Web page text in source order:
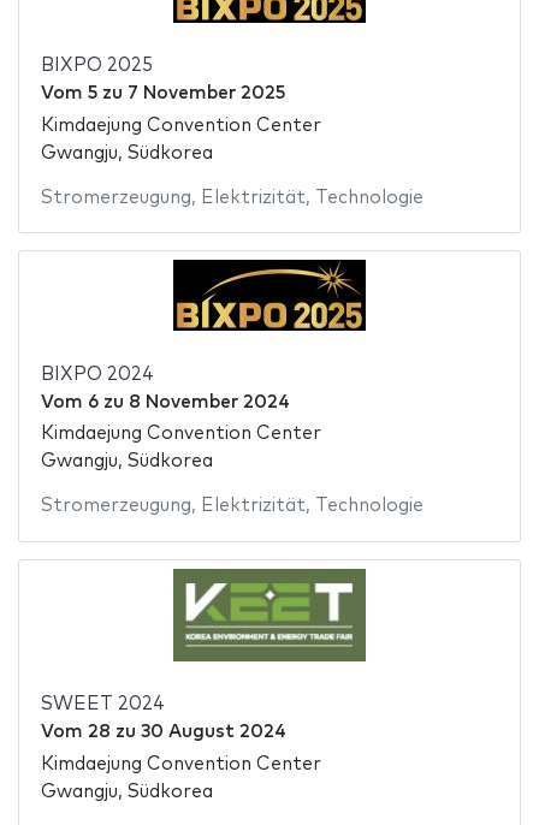
BIXPO 2025
Vom 5zu 7 November 2025
Kimdaejung Convention Center
Gwangju, Südkorea
Stromerzeugung, Elektrizität, Technologie
BIXPO 2024
Vom 6zu 8 November 2024
Kimdaejung Convention Center
Gwangju, Südkorea
Stromerzeugung, Elektrizität, Technologie
SWEET 2024
Vom 28 zu 30 August 2024
Kimdaejung Convention Center
Gwangju, Südkorea